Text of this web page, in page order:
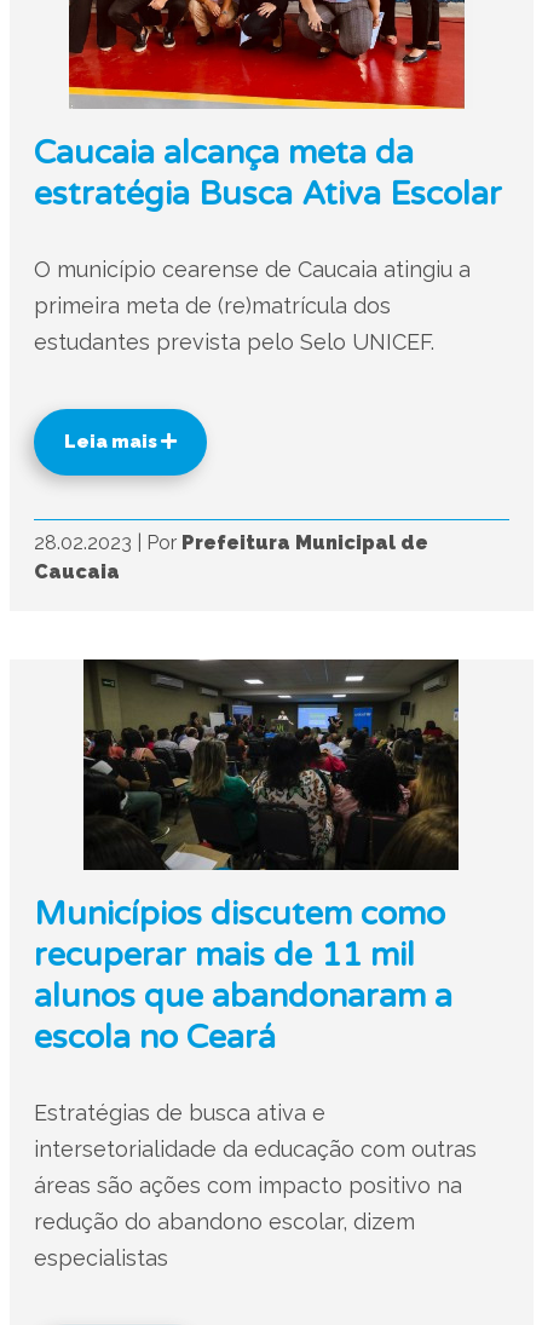
Caucaia alcança meta da
estratégia Busca Ativa Escolar
O município cearense de Caucaia atingiu a
primeira meta de (re)matrícula dos
estudantes prevista pelo Selo UNICEF.
Leia mais
28.02.2023 Por Prefeitura Municipal de
Caucaia
Municípios discutem como
recuperar mais de 11 mil
alunos que abandonaram a
escola no Ceará
Estratégias de busca ativa e
intersetorialidade da educação com outras
áreas são ações com impacto positivo na
redução do abandono escolar, dizem
especialistas